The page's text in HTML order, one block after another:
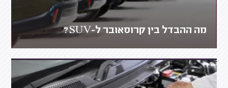
מה ההבדל בין קרוסאובר ל-SUV?